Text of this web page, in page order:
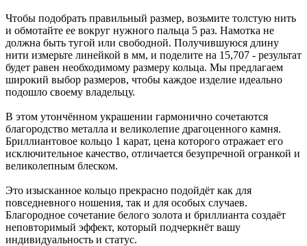
Чтобы подобрать правильный размер, возьмите толстую нить
и обмотайте ее вокруг нужного пальца 5 раз. Намотка не
должна быть тугой или свободной. Получившуюся длину
нити измерьте линейкой в мм, и поделите на 15,707 - результат
будет равен необходимому размеру кольца. Мы предлагаем
широкий выбор размеров, чтобы каждое изделие идеально
подошло своему владельцу.
В этом утончённом украшении гармонично сочетаются
благородство металла и великолепие драгоценного камня.
Бриллиантовое кольцо 1 карат, цена которого отражает его
исключительное качество, отличается безупречной огранкой и
великолепным блеском.
Это изысканное кольцо прекрасно подойдёт как для
повседневного ношения, так и для особых случаев.
Благородное сочетание белого золота и бриллианта создаёт
неповторимый эффект, который подчеркнёт вашу
индивидуальность и статус.